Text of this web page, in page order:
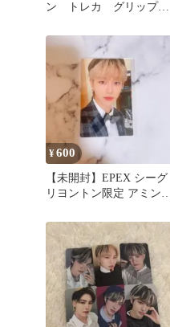
ン トレカ グリップト
ズ MD
¥600
【未開封】EPEX シーグ
リヨントン限定 アミン